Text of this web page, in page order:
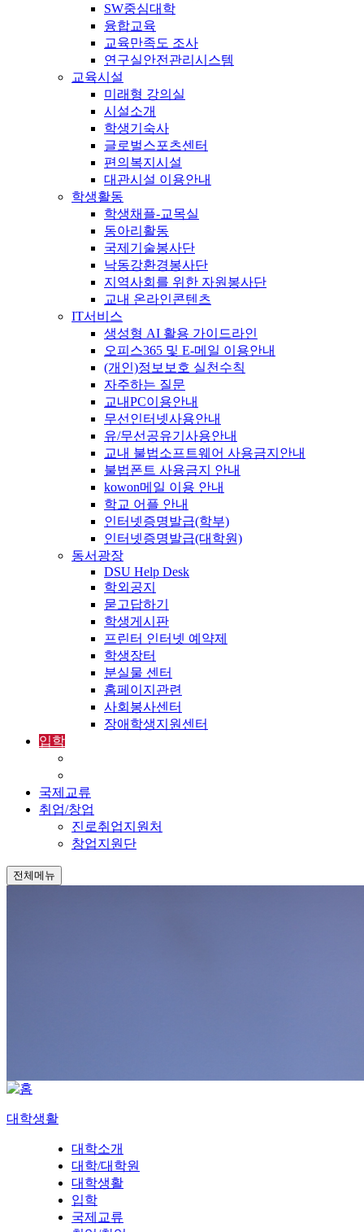
SW중심대학
융합교육
교육만족도 조사
연구실안전관리시스템
교육시설
미래형 강의실
시설소개
학생기숙사
글로벌스포츠센터
편의복지시설
대관시설 이용안내
학생활동
학생채플-교목실
동아리활동
국제기술봉사단
낙동강환경봉사단
지역사회를 위한 자원봉사단
교내 온라인콘텐츠
IT서비스
생성형 AI 활용 가이드라인
오피스365 및 E-메일 이용안내
(개인)정보보호 실천수칙
자주하는 질문
교내PC이용안내
무선인터넷사용안내
유/무선공유기사용안내
교내 불법소프트웨어 사용금지안내
불법폰트 사용금지 안내
kowon메일 이용 안내
학교 어플 안내
인터넷증명발급(학부)
인터넷증명발급(대학원)
동서광장
DSU Help Desk
학외공지
묻고답하기
학생게시판
프린터 인터넷 예약제
학생장터
분실물 센터
홈페이지관련
사회봉사센터
장애학생지원센터
입학
국제교류
취업/창업
진로취업지원처
창업지원단
전체메뉴
대학생활
대학소개
대학/대학원
대학생활
입학
국제교류